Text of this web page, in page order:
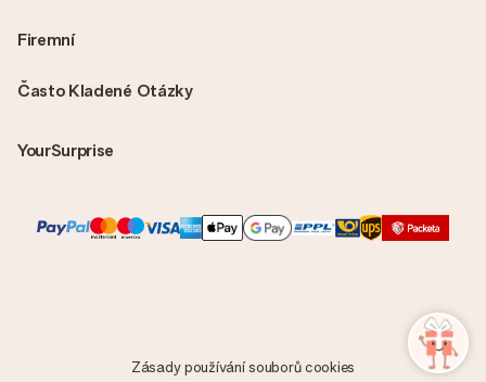
Často Kladené Otázky
YourSurprise
Firemní
Zásady používání souborů cookies